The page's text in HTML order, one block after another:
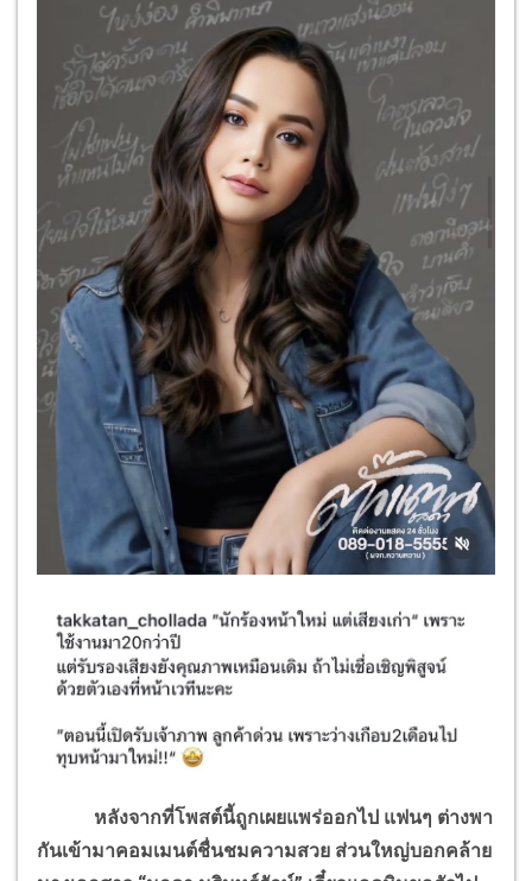
หลังจากที่โพสต์นี้ถูกเผยแพร่ออกไป แฟนๆ ต่างพา
กันเข้ามาคอมเมนต์ชื่นชมความสวย ส่วนใหญ่บอกคล้าย